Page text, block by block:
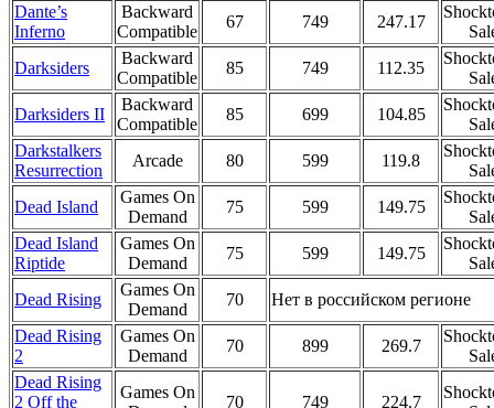
Dante’s
Inferno
Backward
Compatible
67 749 247.17
Darksiders
Backward
Compatible
85 749 112.35
Darksiders II
Backward
Compatible
85 699 104.85
Darkstalkers
Resurrection
Arcade 80 599 119.8
Dead Island
Games On
Demand
75 599 149.75
Dead Island
Riptide
Games On
Demand
75 599 149.75
Dead Rising
Games On
Demand
70
Нет в российском регионе
Dead Rising
2
Games On
Demand
70 899 269.7
Dead Rising
2 Off the
Games On
70 749 224.7